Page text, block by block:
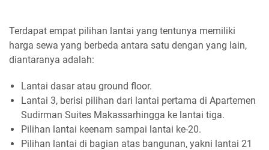
Terdapat empat pilihan lantai yang tentunya memiliki
harga sewa yang berbeda antara satu dengan yang lain,
diantaranya adalah:
Lantai dasar atau ground floor.
Lantai 3, berisi pilihan dari lantai pertama di Apartemen
Sudirman Suites Makassarhingga ke lantai tiga.
Pilihan lantai keenam sampai lantai ke-20.
Pilihan lantai di bagian atas bangunan, yakni lantai 21